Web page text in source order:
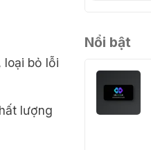
loại bỏ lỗi
lượng
Nổi bật